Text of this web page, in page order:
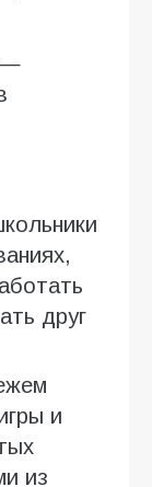
—
друг
и
из